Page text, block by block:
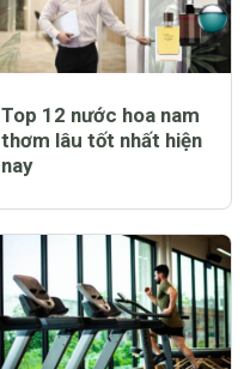
Top 12 nước hoa nam
thơm lâu tốt nhất hiện
nay